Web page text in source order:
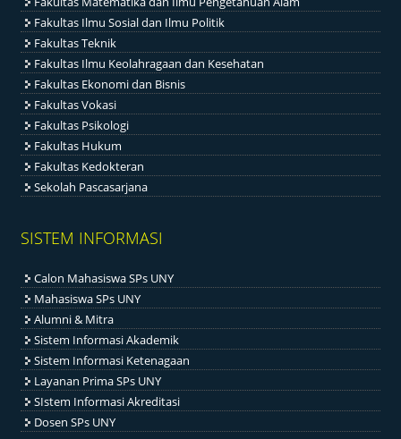
Fakultas Ilmu Sosial dan Ilmu Politik
Fakultas Teknik
Fakultas Ilmu Keolahragaan dan Kesehatan
Fakultas Ekonomi dan Bisnis
Fakultas Vokasi
Fakultas Psikologi
Fakultas Hukum
Fakultas Kedokteran
Sekolah Pascasarjana
SISTEM INFORMASI
Calon Mahasiswa SPs UNY
Mahasiswa SPs UNY
Alumni & Mitra
Sistem Informasi Akademik
Sistem Informasi Ketenagaan
Layanan Prima SPs UNY
SIstem Informasi Akreditasi
Dosen SPs UNY